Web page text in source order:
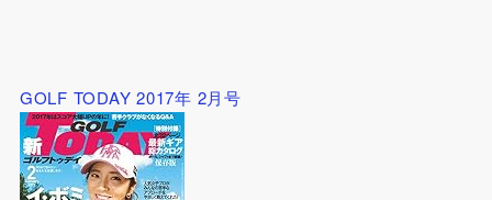
GOLF TODAY 2017年 2月号